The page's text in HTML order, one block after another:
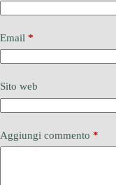
Email *
Sito web
Aggiungi commento *